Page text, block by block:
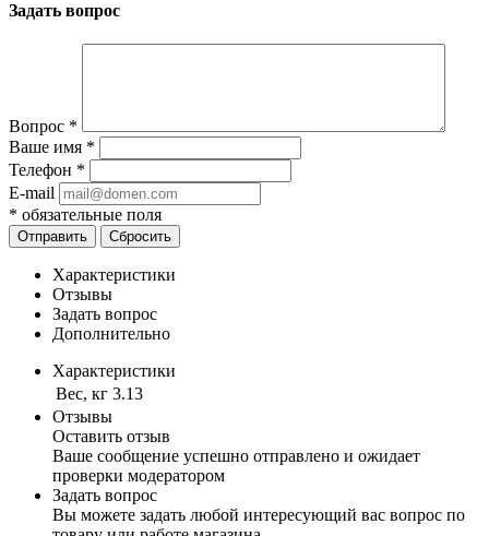
Задать вопрос
Вопрос *
Ваше имя *
Телефон *
E-mail
* обязательные поля
Отправить Сбросить
Характеристики
Отзывы
Задать вопрос
Дополнительно
Характеристики
Вес, кг 3.13
Отзывы
Оставить отзыв
Ваше сообщение успешно отправлено и ожидает
проверки модератором
Задать вопрос
Вы можете задать любой интересующий вас вопрос по